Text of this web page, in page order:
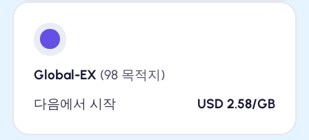
Global-EX (98 목적지)
다음에서 시작
USD 2.58/GB